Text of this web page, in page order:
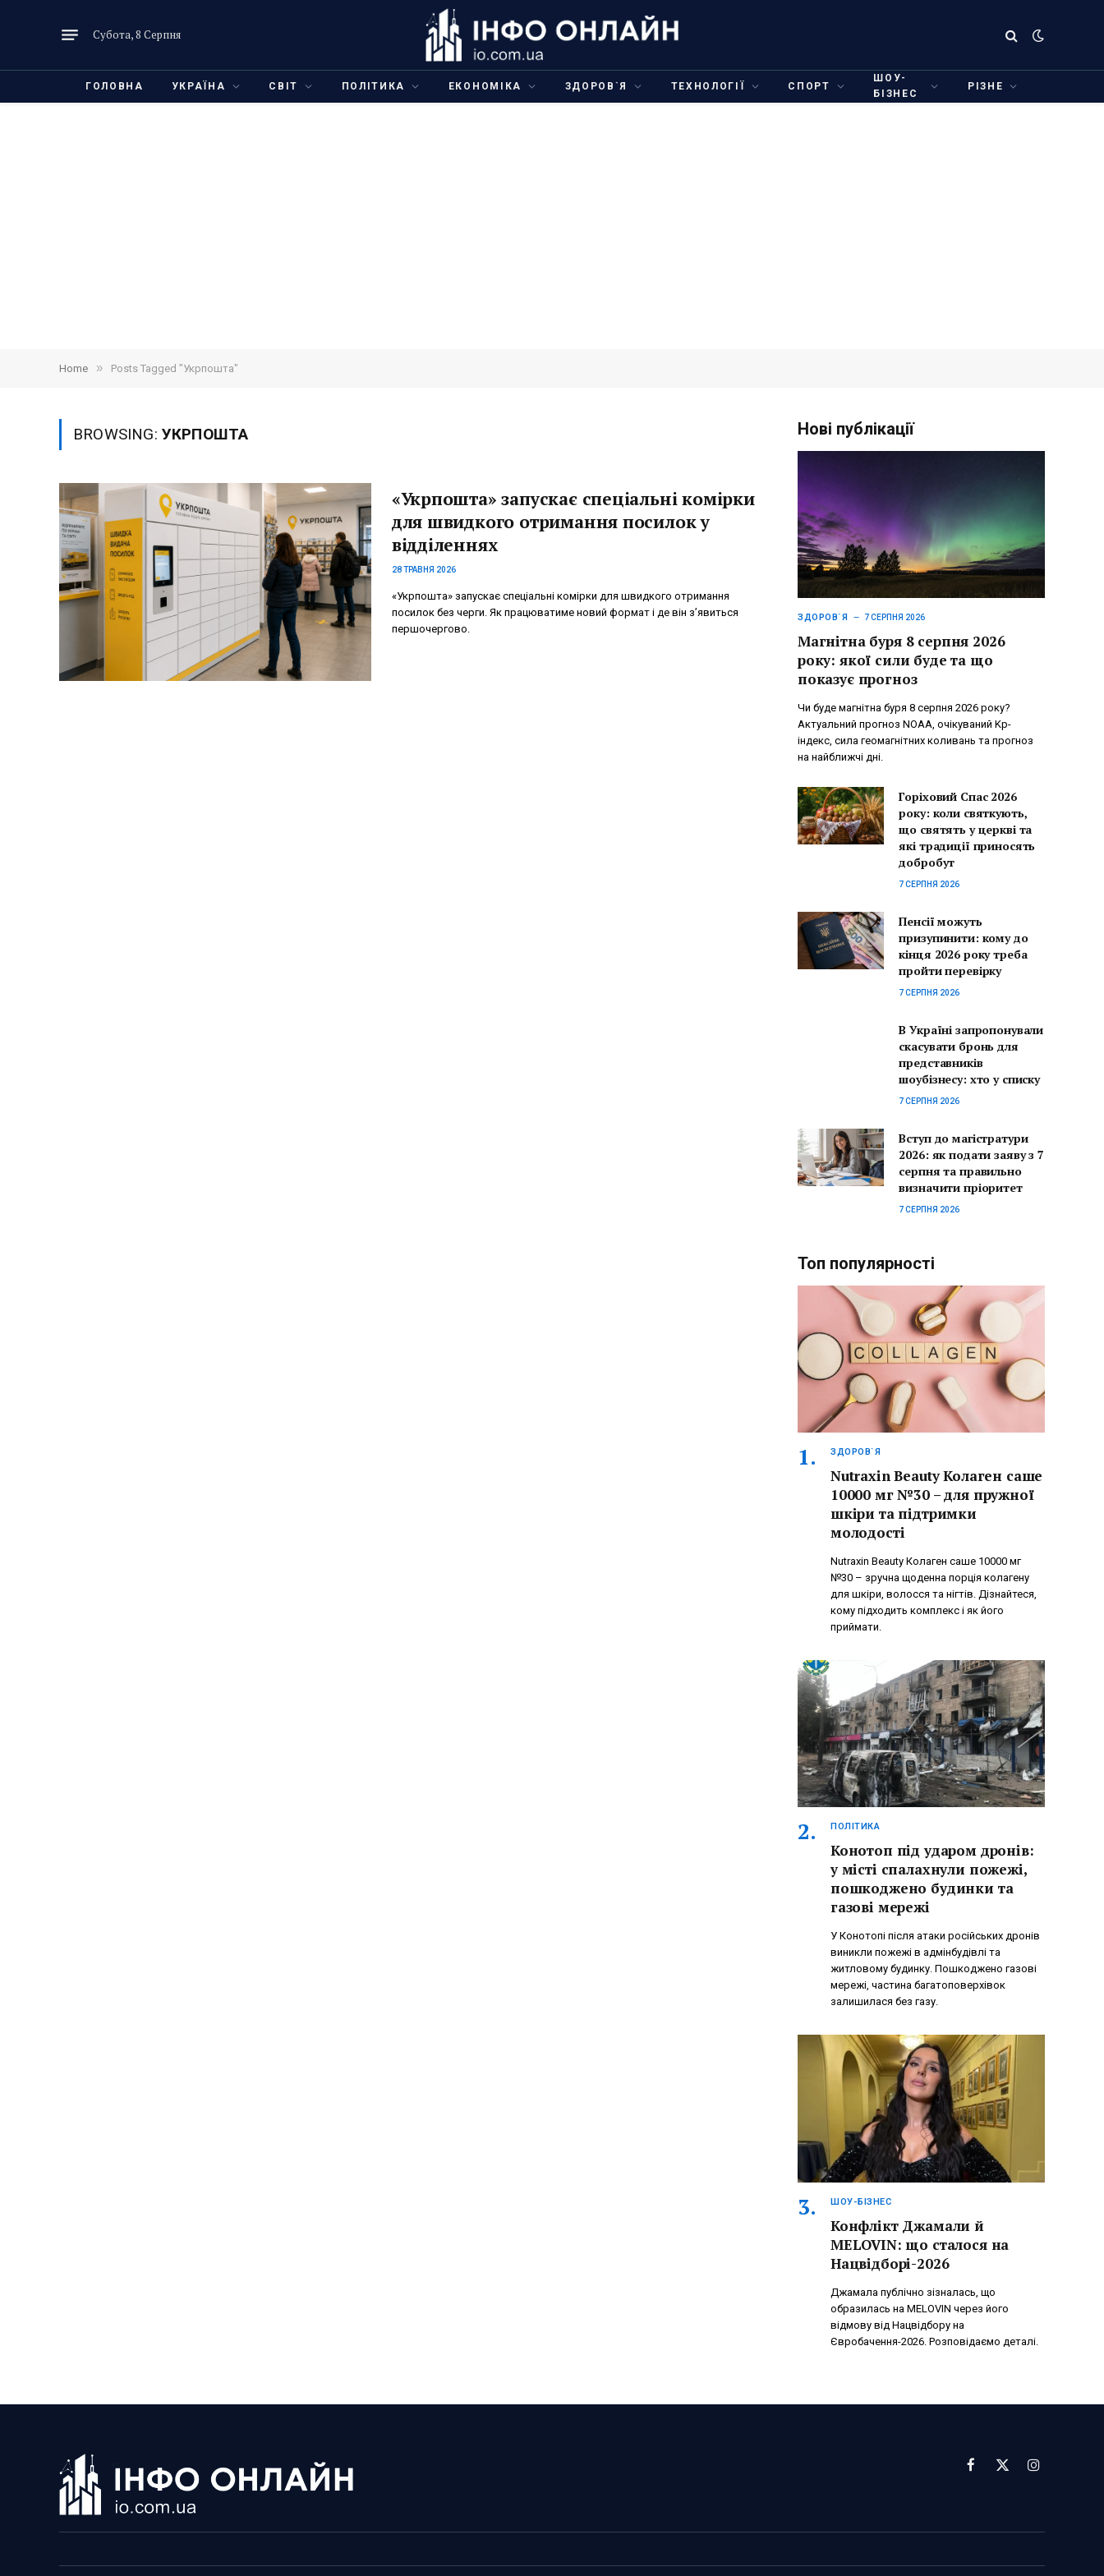
Субота, 8 Серпня
ГОЛОВНА УКРАЇНА СВІТ ПОЛІТИКА ЕКОНОМІКА ЗДОРОВ`Я ТЕХНОЛОГІЇ СПОРТ
ШОУ-
БІЗНЕС
РІЗНЕ
Home » Posts Tagged "Укрпошта"
BROWSING: УКРПОШТА
«Укрпошта» запускає спеціальні комірки
для швидкого отримання посилок у
відділеннях
28 ТРАВНЯ 2026
«Укрпошта» запускає спеціальні комірки для швидкого отримання
посилок без черги. Як працюватиме новий формат і де він з’явиться
першочергово.
Нові публікації
ЗДОРОВ`Я 7 СЕРПНЯ 2026
Магнітна буря 8 серпня 2026
року: якої сили буде та що
показує прогноз
Чи буде магнітна буря 8 серпня 2026 року?
Актуальний прогноз NOAA, очікуваний Kp-
індекс, сила геомагнітних коливань та прогноз
на найближчі дні.
Горіховий Спас 2026
року: коли святкують,
що святять у церкві та
які традиції приносять
добробут
7 СЕРПНЯ 2026
Пенсії можуть
призупинити: кому до
кінця 2026 року треба
пройти перевірку
7 СЕРПНЯ 2026
В Україні запропонували
скасувати бронь для
представників
шоубізнесу: хто у списку
7 СЕРПНЯ 2026
Вступ до магістратури
2026: як подати заяву з 7
серпня та правильно
визначити пріоритет
7 СЕРПНЯ 2026
Топ популярності
ЗДОРОВ`Я
Nutraxin Beauty Колаген саше
10000 мг №30 – для пружної
шкіри та підтримки
молодості
Nutraxin Beauty Колаген саше 10000 мг
№30 – зручна щоденна порція колагену
для шкіри, волосся та нігтів. Дізнайтеся,
кому підходить комплекс і як його
приймати.
ПОЛІТИКА
Конотоп під ударом дронів:
у місті спалахнули пожежі,
пошкоджено будинки та
газові мережі
У Конотопі після атаки російських дронів
виникли пожежі в адмінбудівлі та
житловому будинку. Пошкоджено газові
мережі, частина багатоповерхівок
залишилася без газу.
ШОУ-БІЗНЕС
Конфлікт Джамали й
MELOVIN: що сталося на
Нацвідборі-2026
Джамала публічно зізналась, що
образилась на MELOVIN через його
відмову від Нацвідбору на
Євробачення-2026. Розповідаємо деталі.
Facebook
X
Instagram